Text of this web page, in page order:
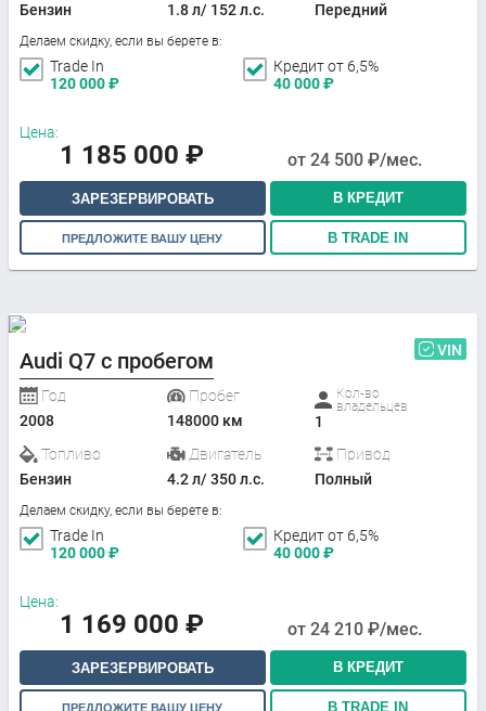
Бензин
1.8 л/ 152 л.с.
Передний
Делаем скидку, если вы берете в:
Trade In
120 000₽
Кредит от 6,5%
40 000₽
Цена:
1 185 000 ₽ от 24 500 ₽/мес.
ЗАРЕЗЕРВИРОВАТЬ В КРЕДИТ
ПРЕДЛОЖИТЕ ВАШУ ЦЕНУ В TRADE IN
Audi Q7 с пробегом VIN
Год
2008
Пробег
148000 км
Кол-во
владельцев
1
Топливо
Бензин
Двигатель
4.2 л/ 350 л.с.
Привод
Полный
Делаем скидку, если вы берете в:
Trade In
120 000₽
Кредит от 6,5%
40 000₽
Цена:
1 169 000 ₽ от 24 210 ₽/мес.
ЗАРЕЗЕРВИРОВАТЬ В КРЕДИТ
ПРЕДЛОЖИТЕ ВАШУ ЦЕНУ В TRADE IN